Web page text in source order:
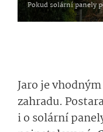
Jaro je
zahradu.
i o solární